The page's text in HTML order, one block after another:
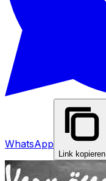
WhatsApp
Link kopieren